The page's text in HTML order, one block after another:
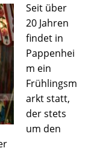
Seit über
20 Jahren
findet in
Pappenhei
m ein
Frühlingsm
arkt statt,
der stets
um den